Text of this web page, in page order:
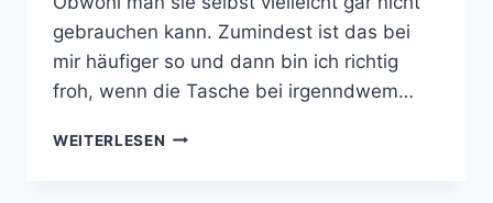
gebrauchen kann. Zumindest ist das bei
mir häufiger so und dann bin ich richtig
froh, wenn die Tasche bei irgenndwem…
WEITERLESEN MEINE